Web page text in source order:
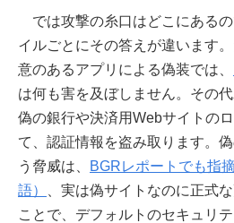
では攻撃の糸口はどこにある
イルごとにその答えが違います
意のあるアプリによる偽装では、
は何も害を及ぼしません。その
偽の銀行や決済用Webサイトの
て、認証情報を盗み取ります。
う脅威は、
BGRレポートでも指
語）
、実は偽サイトなのに正式
ことで、デフォルトのセキュリ